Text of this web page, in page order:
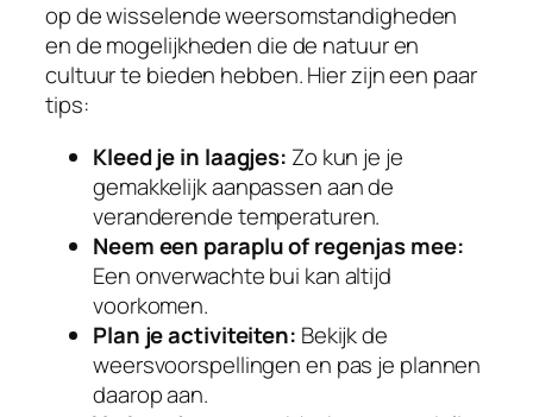
op de wisselende weersomstandigheden
en de mogelijkheden die de natuur en
cultuur te bieden hebben. Hier zijn een paar
tips:
Kleed je in laagjes: Zo kun je je
gemakkelijk aanpassen aan de
veranderende temperaturen.
Neem een paraplu of regenjas mee:
Een onverwachte bui kan altijd
voorkomen.
Plan je activiteiten: Bekijk de
weersvoorspellingen en pas je plannen
daarop aan.